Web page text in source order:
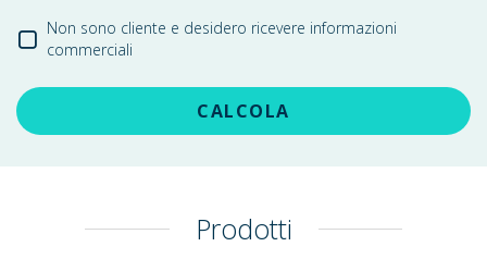
Non sono cliente e desidero ricevere informazioni
commerciali
CALCOLA
Prodotti